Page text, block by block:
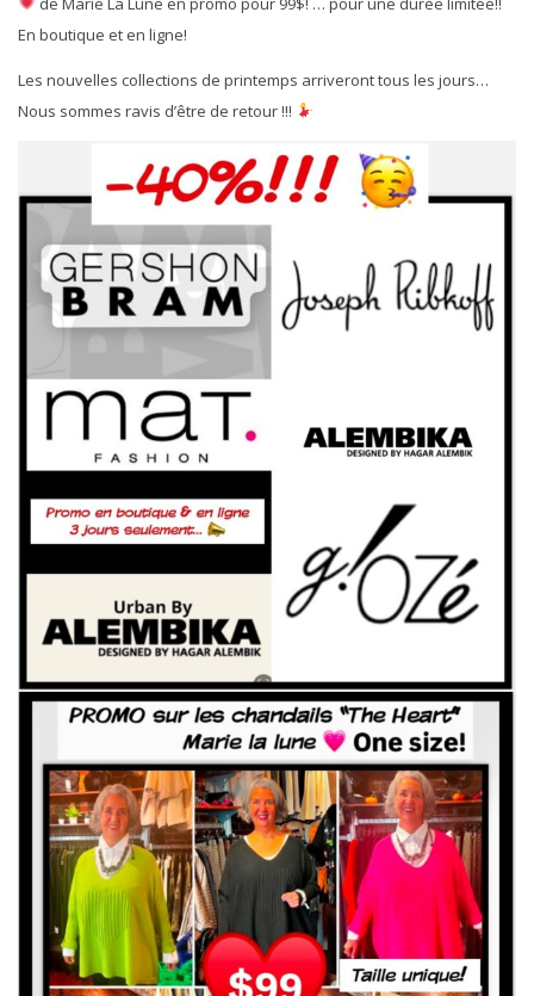
En boutique et en ligne!
Les nouvelles collections de printemps arriveront tous les jours…
Nous sommes ravis d’être de retour !!!